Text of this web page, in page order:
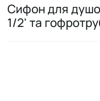
Сифон для
1/2' та